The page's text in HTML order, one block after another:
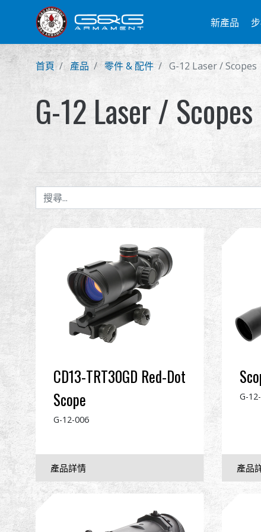
新產品
首頁 產品 零件 & 配件 G-12 Laser / Scopes
G-12 Laser / Scopes
CD13-TRT30GD Red-Dot
Scope
G-12-006
G-